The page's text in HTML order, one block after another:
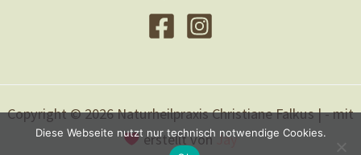
Copyright © 2026 Naturheilpraxis Christiane Falkus | - mit
erstellt von Jay
Diese Webseite nutzt nur technisch notwendige Cookies.